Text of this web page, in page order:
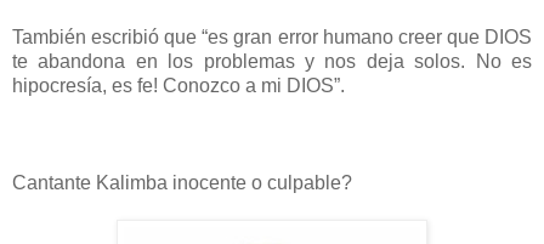
También escribió que “es gran error humano creer que DIOS
te abandona en los problemas y nos deja solos. No es
hipocresía, es fe! Conozco a mi DIOS”.
Cantante Kalimba inocente o culpable?